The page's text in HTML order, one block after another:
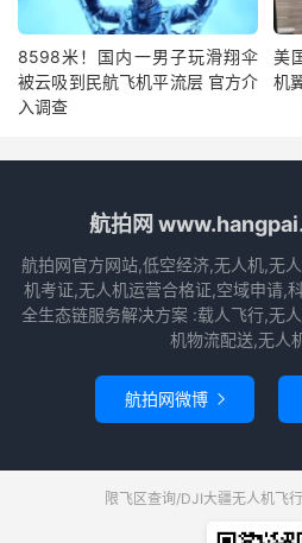
8598米！国内一男子玩滑翔伞
被云吸到民航飞机平流层 官方介
入调查
美
机
航拍网
航拍网官方网站,低空经济,无人机,无
机考证,无人机运营合格证,空域申请,
全生态链服务解决方案 :载人飞行,无
机物流配送,无人
航拍网微博 
限飞区查询/DJI大疆无人机飞